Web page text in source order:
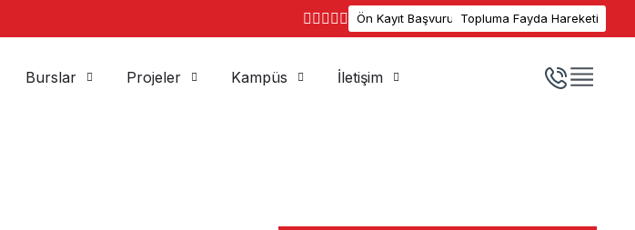
Ön Kayıt Başvuru Topluma Fayda Hareketi
Burslar Projeler Kampüs İletişim